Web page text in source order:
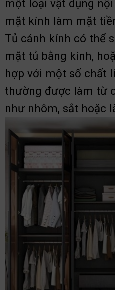
một loại vật dụng
mặt kính làm mặt
Tủ cánh kính có thể
mặt tủ bằng kính,
hợp với một số chất
thường được làm từ
như nhôm, sắt hoặc